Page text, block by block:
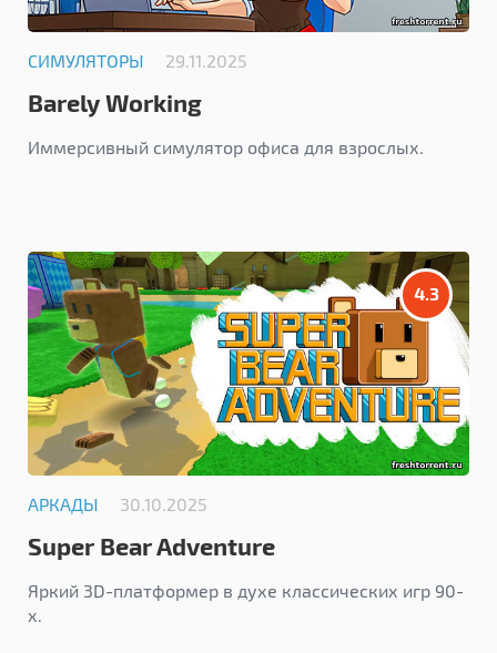
СИМУЛЯТОРЫ 29.11.2025
Barely Working
Иммерсивный симулятор офиса для взрослых.
4.3
АРКАДЫ 30.10.2025
Super Bear Adventure
Яркий 3D-платформер в духе классических игр 90-
х.